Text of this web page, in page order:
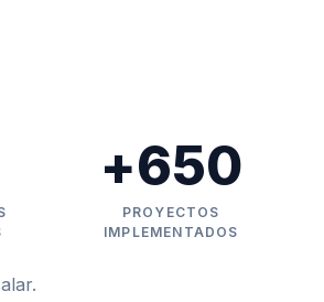
PROYECTOS
IMPLEMENTADOS
+650